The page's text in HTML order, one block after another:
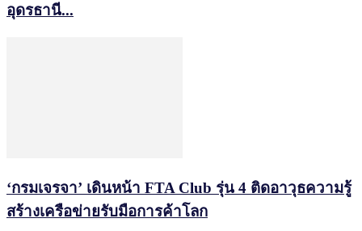
อุดรธานี...
‘กรมเจรจา’ เดินหน้า FTA Club รุ่น 4 ติดอาวุธความรู้
สร้างเครือข่ายรับมือการค้าโลก